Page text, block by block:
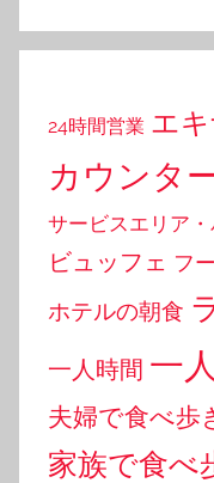
24時間営業 エ
カウンタ
サービスエリア
ビュッフェ フ
ホテルの朝食
一人時間 一
夫婦で食べ歩
家族で食べ